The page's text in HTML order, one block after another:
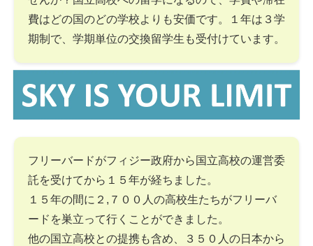
費はどの国のどの学校よりも安価です。１年は３学
期制で、学期単位の交換留学生も受付けています。
フリーバードがフィジー政府から国立高校の運営委
託を受けてから１５年が経ちました。
１５年の間に２,７００人の高校生たちがフリーバ
ードを巣立って行くことができました。
他の国立高校との提携も含め、３５０人の日本から